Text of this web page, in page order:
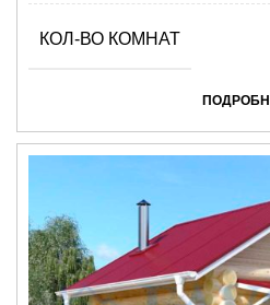
КОЛ-ВО КОМНАТ